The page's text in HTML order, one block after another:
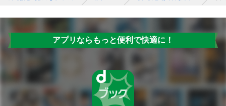
アプリならもっと便利で快適に！